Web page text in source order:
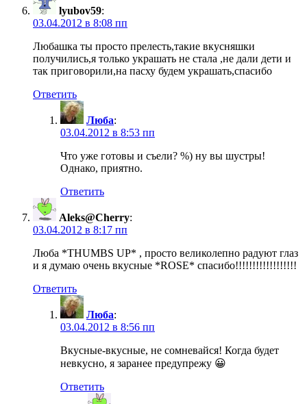
lyubov59:
03.04.2012 в 8:08 пп
Любашка ты просто прелесть,такие вкусняшки
получились,я только украшать не стала ,не дали дети и
так приговорили,на пасху будем украшать,спасибо
Ответить
Люба:
03.04.2012 в 8:53 пп
Что уже готовы и съели? %) ну вы шустры!
Однако, приятно.
Ответить
Aleks@Cherry:
03.04.2012 в 8:17 пп
Люба *THUMBS UP* , просто великолепно радуют глаз
и я думаю очень вкусные *ROSE* спасибо!!!!!!!!!!!!!!!!!!
Ответить
Люба:
03.04.2012 в 8:56 пп
Вкусные-вкусные, не сомневайся! Когда будет
невкусно, я заранее предупрежу 😀
Ответить